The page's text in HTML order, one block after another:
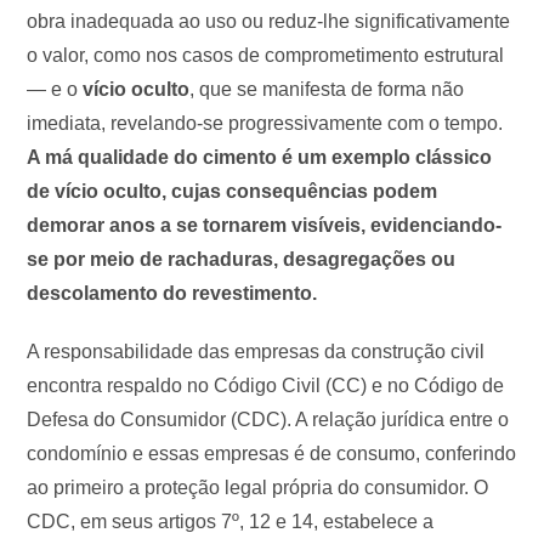
obra inadequada ao uso ou reduz-lhe significativamente
o valor, como nos casos de comprometimento estrutural
— e ovício oculto, que se manifesta de forma não
imediata, revelando-se progressivamente com o tempo.
A má qualidade do cimento é um exemplo clássico
de vício oculto, cujas consequências podem
demorar anos a se tornarem visíveis, evidenciando-
se por meio de rachaduras, desagregações ou
descolamento do revestimento.
A responsabilidade das empresas da construção civil
encontra respaldo no Código Civil (CC) e no Código de
Defesa do Consumidor (CDC). A relação jurídica entre o
condomínio e essas empresas é de consumo, conferindo
ao primeiro a proteção legal própria do consumidor. O
CDC, em seus artigos 7º, 12 e 14, estabelece a